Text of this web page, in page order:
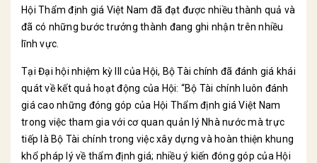
Hội Thẩm định giá Việt Nam đã đạt được nhiều thành quả và
đã có những bước trưởng thành đang ghi nhận trên nhiều
lĩnh vực.
Tại Đại hội nhiệm kỳ III của Hội, Bộ Tài chính đã đánh giá khái
quát về kết quả hoạt động của Hội: “Bộ Tài chính luôn đánh
giá cao những đóng góp của Hội Thẩm định giá Việt Nam
trong việc tham gia với cơ quan quản lý Nhà nước mà trực
tiếp là Bộ Tài chính trong việc xây dựng và hoàn thiện khung
khổ pháp lý về thẩm định giá; nhiều ý kiến đóng góp của Hội